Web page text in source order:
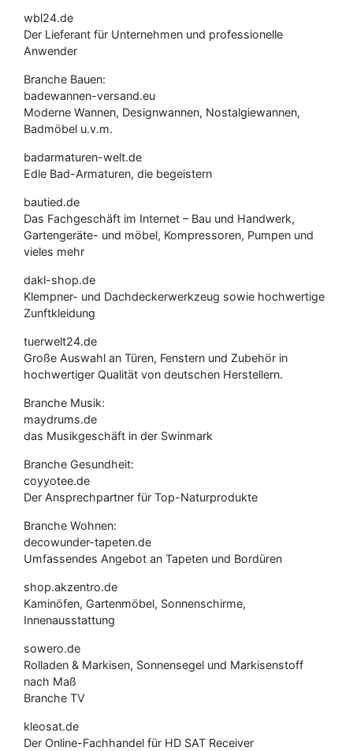
wbl24.de
Der Lieferant für Unternehmen und professionelle
Anwender
Branche Bauen:
badewannen-versand.eu
Moderne Wannen, Designwannen, Nostalgiewannen,
Badmöbel u.v.m.
badarmaturen-welt.de
Edle Bad-Armaturen, die begeistern
bautied.de
Das Fachgeschäft im Internet – Bau und Handwerk,
Gartengeräte- und möbel, Kompressoren, Pumpen und
vieles mehr
dakl-shop.de
Klempner- und Dachdeckerwerkzeug sowie hochwertige
Zunftkleidung
tuerwelt24.de
Große Auswahl an Türen, Fenstern und Zubehör in
hochwertiger Qualität von deutschen Herstellern.
Branche Musik:
maydrums.de
das Musikgeschäft in der Swinmark
Branche Gesundheit:
coyyotee.de
Der Ansprechpartner für Top-Naturprodukte
Branche Wohnen:
decowunder-tapeten.de
Umfassendes Angebot an Tapeten und Bordüren
shop.akzentro.de
Kaminöfen, Gartenmöbel, Sonnenschirme,
Innenausstattung
sowero.de
Rolladen & Markisen, Sonnensegel und Markisenstoff
nach Maß
Branche TV
kleosat.de
Der Online-Fachhandel für HD SAT Receiver